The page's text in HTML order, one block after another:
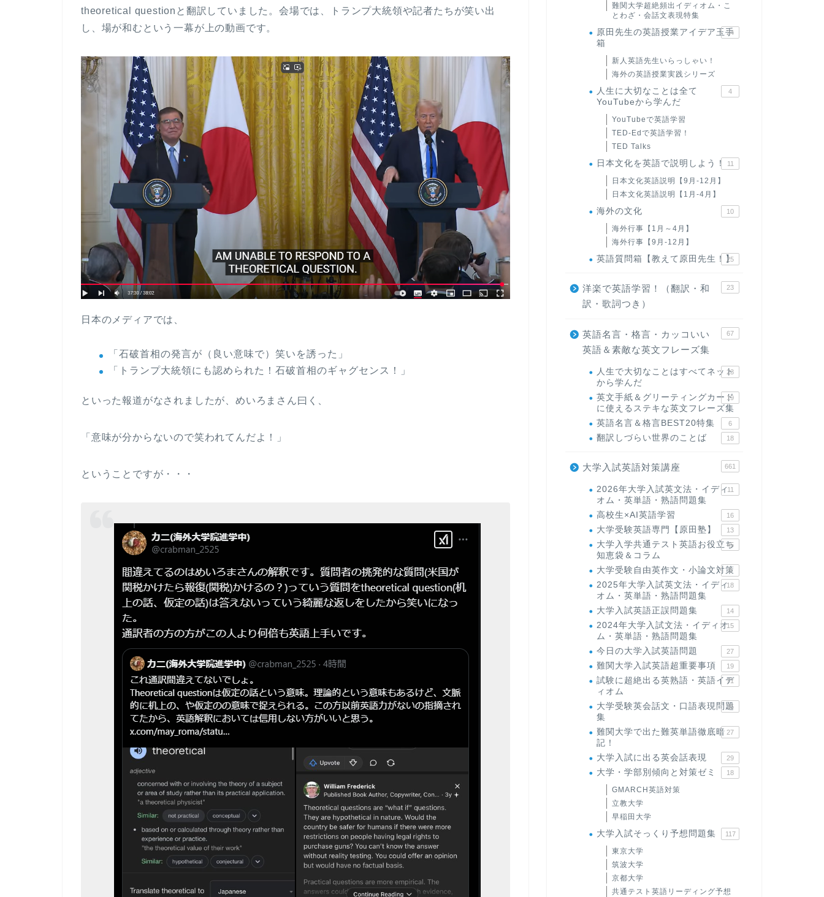
theoretical questionと翻訳していました。会場では、トランプ大統領や記者たちが笑い出
し、場が和むという一幕が上の動画です。
日本のメディアでは、
「石破首相の発言が（良い意味で）笑いを誘った」
「トランプ大統領にも認められた！石破首相のギャグセンス！」
といった報道がなされましたが、めいろまさん曰く、
「意味が分からないので笑われてんだよ！」
ということですが・・・
難関大学超絶頻出イディオム・こ
とわざ・会話文表現特集
原田先生の英語授業アイデア玉手
箱
24
新人英語先生いらっしゃい！
海外の英語授業実践シリーズ
人生に大切なことは全て
YouTubeから学んだ
4
YouTubeで英語学習
TED-Edで英語学習！
TED Talks
日本文化を英語で説明しよう！ 11
日本文化英語説明【9月-12月】
日本文化英語説明【1月-4月】
海外の文化 10
海外行事【1月～4月】
海外行事【9月-12月】
英語質問箱【教えて原田先生！】
25
洋楽で英語学習！（翻訳・和
訳・歌詞つき）
23
英語名言・格言・カッコいい
英語＆素敵な英文フレーズ集
67
人生で大切なことはすべてネット
から学んだ
23
英文手紙＆グリーティングカード
に使えるステキな英文フレーズ集
19
英語名言＆格言BEST20特集 6
翻訳しづらい世界のことば 18
大学入試英語対策講座 661
2026年大学入試英文法・イディ
オム・英単語・熟語問題集
11
高校生×AI英語学習 16
大学受験英語専門【原田塾】 13
大学入学共通テスト英語お役立ち
知恵袋＆コラム
45
大学受験自由英作文・小論文対策
8
2025年大学入試英文法・イディ
オム・英単語・熟語問題集
18
大学入試英語正誤問題集 14
2024年大学入試文法・イディオ
ム・英単語・熟語問題集
15
今日の大学入試英語問題 27
難関大学入試英語超重要事項 19
試験に超絶出る英熟語・英語イデ
ィオム
71
大学受験英会話文・口語表現問題
集
35
難関大学で出た難英単語徹底暗
記！
27
大学入試に出る英会話表現 29
大学・学部別傾向と対策ゼミ 18
GMARCH英語対策
立教大学
早稲田大学
大学入試そっくり予想問題集 117
東京大学
筑波大学
京都大学
共通テスト英語リーディング予想